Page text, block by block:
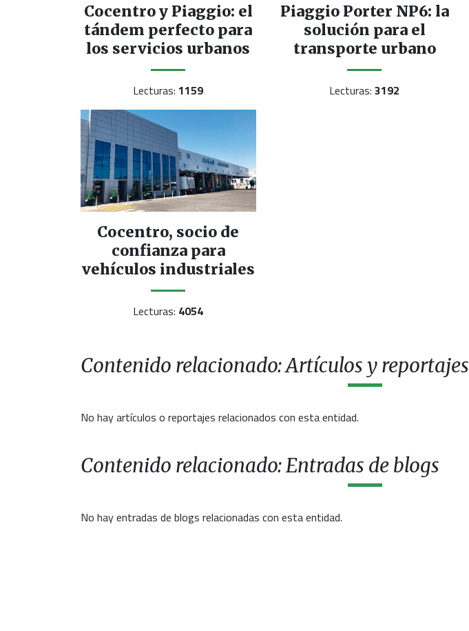
Cocentro y Piaggio: el
tándem perfecto para
los servicios urbanos
Lecturas:1159
Piaggio Porter NP6: la
solución para el
transporte urbano
Lecturas:3192
Cocentro, socio de
confianza para
vehículos industriales
Lecturas: 4054
Contenido relacionado: Artículos y reportajes
No hay artículos o reportajes relacionados con esta entidad.
Contenido relacionado: Entradas de blogs
No hay entradas de blogs relacionadas con esta entidad.